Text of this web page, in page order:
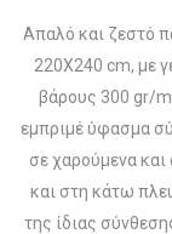
Απαλό και ζεστό
220Χ240 cm, με
βάρους 300 gr/
εμπριμέ ύφασμα
σε χαρούμενα
και στη κάτω
της ίδιας